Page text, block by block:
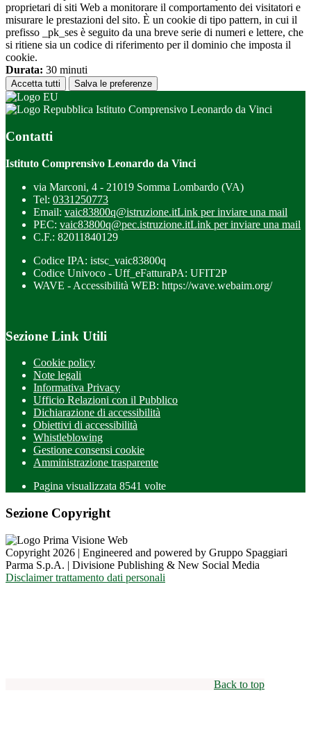
proprietari di siti Web a monitorare il comportamento dei visitatori e
misurare le prestazioni del sito. È un cookie di tipo pattern, in cui il
prefisso _pk_ses è seguito da una breve serie di numeri e lettere, che
si ritiene sia un codice di riferimento per il dominio che imposta il
cookie.
Durata: 30 minuti
Accetta tutti Salva le preferenze
Istituto Comprensivo Leonardo da Vinci
Contatti
Istituto Comprensivo Leonardo da Vinci
via Marconi, 4 - 21019 Somma Lombardo (VA)
Tel: 0331250773
Email: vaic83800q@istruzione.itLink per inviare una mail
PEC: vaic83800q@pec.istruzione.itLink per inviare una mail
C.F.: 82011840129
Codice IPA: istsc_vaic83800q
Codice Univoco - Uff_eFatturaPA: UFIT2P
WAVE - Accessibilità WEB: https://wave.webaim.org/
Sezione Link Utili
Cookie policy
Note legali
Informativa Privacy
Ufficio Relazioni con il Pubblico
Dichiarazione di accessibilità
Obiettivi di accessibilità
Whistleblowing
Gestione consensi cookie
Amministrazione trasparente
Pagina visualizzata 8541 volte
Sezione Copyright
Copyright 2026 | Engineered and powered by Gruppo Spaggiari
Parma S.p.A. | Divisione Publishing & New Social Media
Disclaimer trattamento dati personali
Back to top